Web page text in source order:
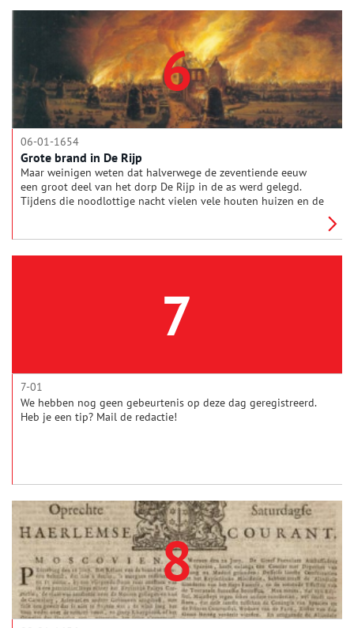
6
06-01-1654
Grote brand in De Rijp
Maar weinigen weten dat halverwege de zeventiende eeuw
een groot deel van het dorp De Rijp in de as werd gelegd.
Tijdens die noodlottige nacht vielen vele houten huizen en de
7
7-01
We hebben nog geen gebeurtenis op deze dag geregistreerd.
Heb je een tip? Mail de redactie!
8